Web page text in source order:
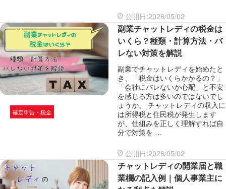
公開日:2026/05/02
確定申告・税金
副業チャットレディの税金は
いくら？種類・計算方法・バ
レない対策を解説
副業でチャットレディを始めたと
き、「税金はいくらかかるの？」
「会社にバレないか心配」と不安
を感じる方は多いのではないでし
ょうか。 チャットレディの収入に
は所得税と住民税が発生します
が、仕組みを正しく理解すれば自
分で対策を …
公開日:2026/05/02
チャットレディの開業届と職
業欄の記入例｜個人事業主に